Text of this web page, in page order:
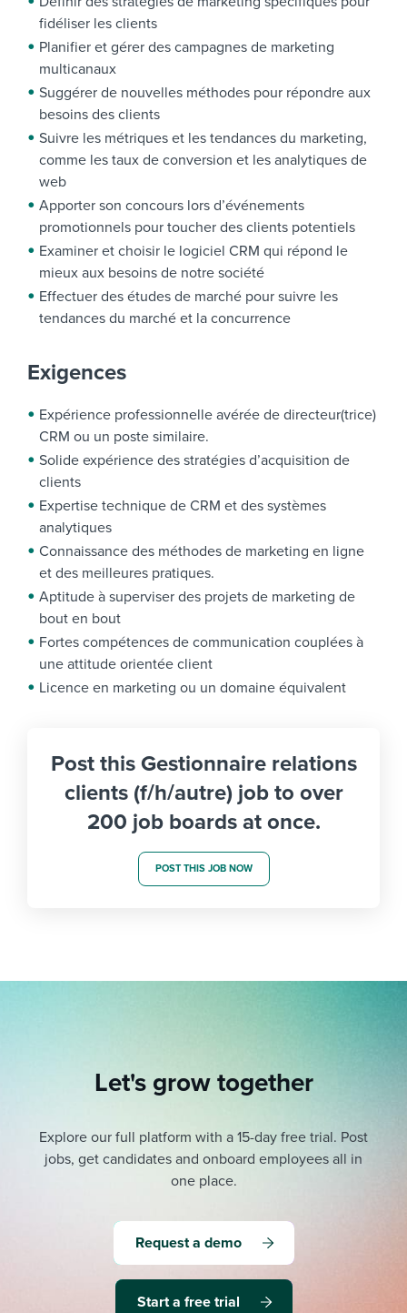
fidéliser les clients
Planifier et gérer des campagnes de marketing
multicanaux
Suggérer de nouvelles méthodes pour répondre aux
besoins des clients
Suivre les métriques et les tendances du marketing,
comme les taux de conversion et les analytiques de
web
Apporter son concours lors d’événements
promotionnels pour toucher des clients potentiels
Examiner et choisir le logiciel CRM qui répond le
mieux aux besoins de notre société
Effectuer des études de marché pour suivre les
tendances du marché et la concurrence
Exigences
Expérience professionnelle avérée de directeur(trice)
CRM ou un poste similaire.
Solide expérience des stratégies d’acquisition de
clients
Expertise technique de CRM et des systèmes
analytiques
Connaissance des méthodes de marketing en ligne
et des meilleures pratiques.
Aptitude à superviser des projets de marketing de
bout en bout
Fortes compétences de communication couplées à
une attitude orientée client
Licence en marketing ou un domaine équivalent
Post this Gestionnaire relations
clients (f/h/autre) job to over
200 job boards at once.
POST THIS JOB NOW
Let's grow together
Explore our full platform with a 15-day free trial. Post
jobs, get candidates and onboard employees all in
one place.
Request a demo
Start a free trial